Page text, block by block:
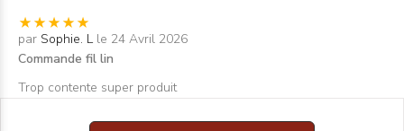
par Sophie. L le 24 Avril 2026
Commande fil lin
Trop contente super produit